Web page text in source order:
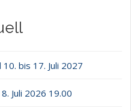
bis 17. Juli 2027
Juli 2026 19.00